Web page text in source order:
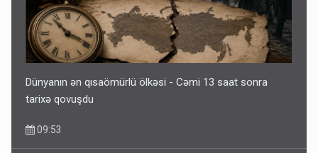
Dünyanın ən qısaömürlü ölkəsi - Cəmi 13 saat sonra
tarixə qovuşdu
09:53